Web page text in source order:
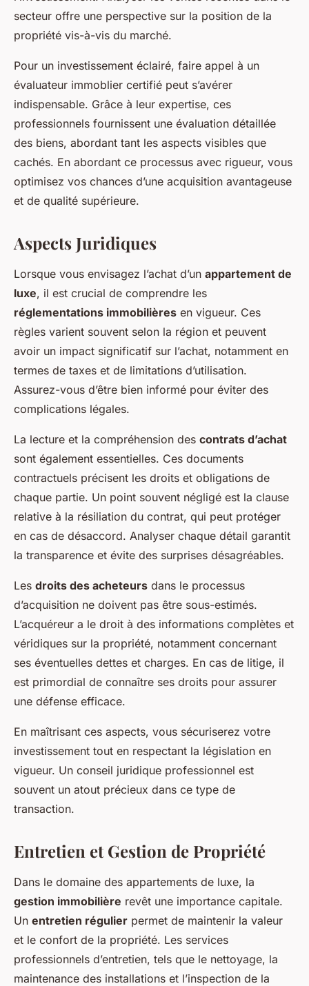
secteur offre une perspective sur la position de la
propriété vis-à-vis du marché.
Pour un investissement éclairé, faire appel à un
évaluateur immoblier certifié peut s’avérer
indispensable. Grâce à leur expertise, ces
professionnels fournissent une évaluation détaillée
des biens, abordant tant les aspects visibles que
cachés. En abordant ce processus avec rigueur, vous
optimisez vos chances d’une acquisition avantageuse
et de qualité supérieure.
Aspects Juridiques
Lorsque vous envisagez l’achat d’un appartement de
luxe, il est crucial de comprendre les
réglementations immobilières en vigueur. Ces
règles varient souvent selon la région et peuvent
avoir un impact significatif sur l’achat, notamment en
termes de taxes et de limitations d’utilisation.
Assurez-vous d’être bien informé pour éviter des
complications légales.
La lecture et la compréhension des contrats d’achat
sont également essentielles. Ces documents
contractuels précisent les droits et obligations de
chaque partie. Un point souvent négligé est la clause
relative à la résiliation du contrat, qui peut protéger
en cas de désaccord. Analyser chaque détail garantit
la transparence et évite des surprises désagréables.
Les droits des acheteurs dans le processus
d’acquisition ne doivent pas être sous-estimés.
L’acquéreur a le droit à des informations complètes et
véridiques sur la propriété, notamment concernant
ses éventuelles dettes et charges. En cas de litige, il
est primordial de connaître ses droits pour assurer
une défense efficace.
En maîtrisant ces aspects, vous sécuriserez votre
investissement tout en respectant la législation en
vigueur. Un conseil juridique professionnel est
souvent un atout précieux dans ce type de
transaction.
Entretien et Gestion de Propriété
Dans le domaine des appartements de luxe, la
gestion immobilière revêt une importance capitale.
Un entretien régulier permet de maintenir la valeur
et le confort de la propriété. Les services
professionnels d’entretien, tels que le nettoyage, la
maintenance des installations et l’inspection de la